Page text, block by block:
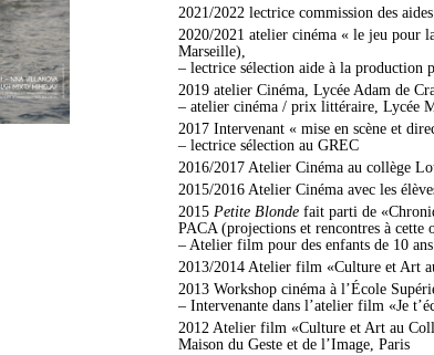
2021/2022 lectrice commission des
2020/2021 atelier cinéma « le jeu pour
Marseille),
– lectrice sélection aide à la production
2019 atelier Cinéma, Lycée Adam de
– atelier cinéma / prix littéraire, Lycée
2017 Intervenant « mise en scène et
– lectrice sélection au GREC
2016/2017 Atelier Cinéma au collège
2015/2016 Atelier Cinéma avec les
2015 Petite Blonde fait parti de
PACA (projections et rencontres à cette
– Atelier film pour des enfants de 10
2013/2014 Atelier film «Culture et Art
2013 Workshop cinéma à l’École
– Intervenante dans l’atelier film «Je
2012 Atelier film «Culture et Art au
Maison du Geste et de l’Image, Paris